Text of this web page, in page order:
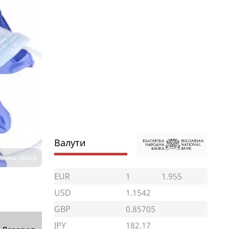
iStock
Валути
EUR 1
1.955
USD
1.1542
GBP
0.85705
JPY
182.17